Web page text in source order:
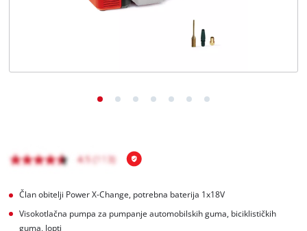
Član obitelji Power X-Change, potrebna baterija 1x18V
Visokotlačna pumpa za pumpanje automobilskih guma, biciklističkih
guma, lopti